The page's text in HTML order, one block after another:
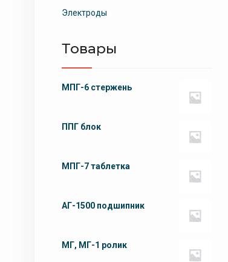
Электроды
Товары
МПГ-6 стержень
ППГ блок
МПГ-7 таблетка
АГ-1500 подшипник
МГ, МГ-1 ролик